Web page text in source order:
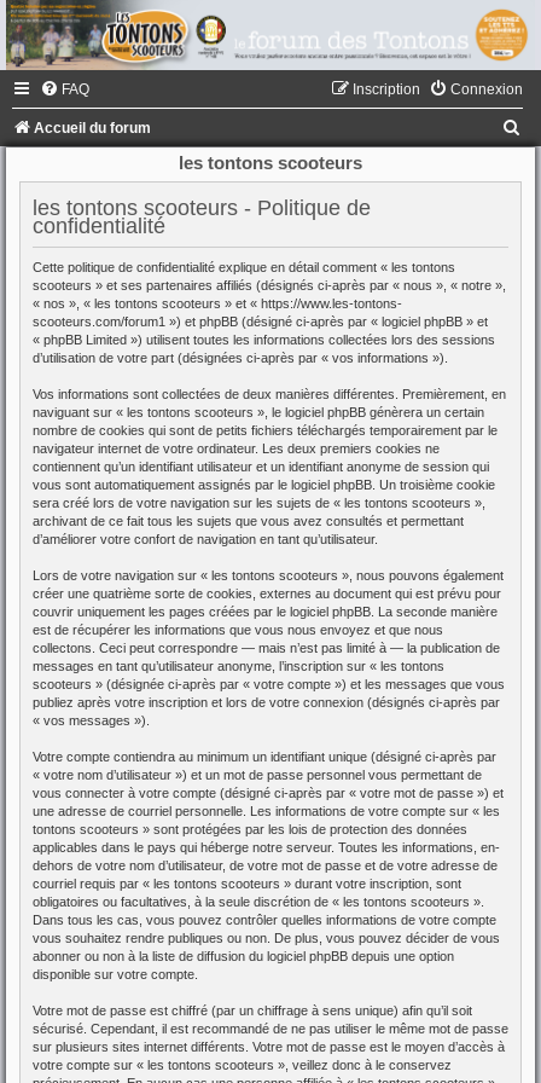
FAQ Connexion
Inscription
Accueil du forum
les tontons scooteurs
les tontons scooteurs - Politique de
confidentialité
Cette politique de confidentialité explique en détail comment « les tontons
scooteurs » et ses partenaires affiliés (désignés ci-après par « nous », « notre »,
« nos », « les tontons scooteurs » et « https://www.les-tontons-
scooteurs.com/forum1 ») et phpBB (désigné ci-après par « logiciel phpBB » et
« phpBB Limited ») utilisent toutes les informations collectées lors des sessions
d’utilisation de votre part (désignées ci-après par « vos informations »).
Vos informations sont collectées de deux manières différentes. Premièrement, en
naviguant sur « les tontons scooteurs », le logiciel phpBB génèrera un certain
nombre de cookies qui sont de petits fichiers téléchargés temporairement par le
navigateur internet de votre ordinateur. Les deux premiers cookies ne
contiennent qu’un identifiant utilisateur et un identifiant anonyme de session qui
vous sont automatiquement assignés par le logiciel phpBB. Un troisième cookie
sera créé lors de votre navigation sur les sujets de « les tontons scooteurs »,
archivant de ce fait tous les sujets que vous avez consultés et permettant
d’améliorer votre confort de navigation en tant qu’utilisateur.
Lors de votre navigation sur « les tontons scooteurs », nous pouvons également
créer une quatrième sorte de cookies, externes au document qui est prévu pour
couvrir uniquement les pages créées par le logiciel phpBB. La seconde manière
est de récupérer les informations que vous nous envoyez et que nous
collectons. Ceci peut correspondre — mais n’est pas limité à — la publication de
messages en tant qu’utilisateur anonyme, l’inscription sur « les tontons
scooteurs » (désignée ci-après par « votre compte ») et les messages que vous
publiez après votre inscription et lors de votre connexion (désignés ci-après par
« vos messages »).
Votre compte contiendra au minimum un identifiant unique (désigné ci-après par
« votre nom d’utilisateur ») et un mot de passe personnel vous permettant de
vous connecter à votre compte (désigné ci-après par « votre mot de passe ») et
une adresse de courriel personnelle. Les informations de votre compte sur « les
tontons scooteurs » sont protégées par les lois de protection des données
applicables dans le pays qui héberge notre serveur. Toutes les informations, en-
dehors de votre nom d’utilisateur, de votre mot de passe et de votre adresse de
courriel requis par « les tontons scooteurs » durant votre inscription, sont
obligatoires ou facultatives, à la seule discrétion de « les tontons scooteurs ».
Dans tous les cas, vous pouvez contrôler quelles informations de votre compte
vous souhaitez rendre publiques ou non. De plus, vous pouvez décider de vous
abonner ou non à la liste de diffusion du logiciel phpBB depuis une option
disponible sur votre compte.
Votre mot de passe est chiffré (par un chiffrage à sens unique) afin qu’il soit
sécurisé. Cependant, il est recommandé de ne pas utiliser le même mot de passe
sur plusieurs sites internet différents. Votre mot de passe est le moyen d’accès à
votre compte sur « les tontons scooteurs », veillez donc à le conservez